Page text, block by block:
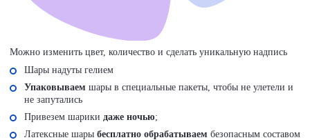
Можно изменить цвет, количество и сделать уникальную надпись
Шары надуты гелием
Упаковываем шары в специальные пакеты, чтобы не улетели и
не запутались
Привезем шарики даже ночью;
Латексные шары бесплатно обрабатываем безопасным составом